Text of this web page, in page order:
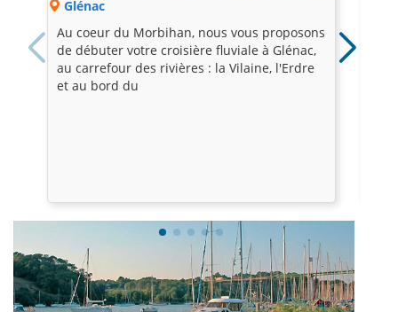
Glénac
Au coeur du Morbihan, nous vous proposons
de débuter votre croisière fluviale à Glénac,
au carrefour des rivières : la Vilaine, l'Erdre
et au bord du